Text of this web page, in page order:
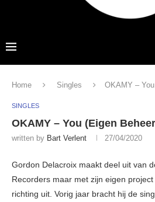
Home Singles OKAMY –
SINGLES
OKAMY – You (Eigen
written by Bart Verlent 27/04/2020
Gordon Delacroix maakt deel uit van
Recorders maar met zijn eigen
richting uit. Vorig jaar bracht hij de